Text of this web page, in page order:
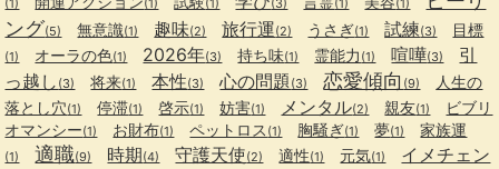
ング(5) 無意識(1) 趣味(2) 旅行運(2) うさぎ(1) 試練(3) 目標
(1) オーラの色(1) 2026年(3) 持ち味(1) 霊能力 (1) 喧嘩(3)
引
っ越し (3) 将来(1) 本性(3) 心の問題 (3) 恋愛傾向 (9)
人生の
落とし穴(1) 停滞(1) 啓示(1) 妨害(1) メンタル(2) 親友(1)
ビブリ
オマンシー(1) お財布(1) ペットロス (1) 胸騒ぎ(1) 夢(1) 家族運
(1) 適職(9) 時期(4) 守護天使(2) 適性(1) 元気(1) イメチェン